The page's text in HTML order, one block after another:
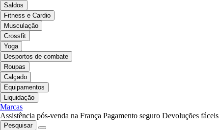
Saldos
Fitness e Cardio
Musculação
Crossfit
Yoga
Desportos de combate
Roupas
Calçado
Equipamentos
Liquidação
Marcas
Assistência pós-venda na França Pagamento seguro Devoluções fáceis
Pesquisar